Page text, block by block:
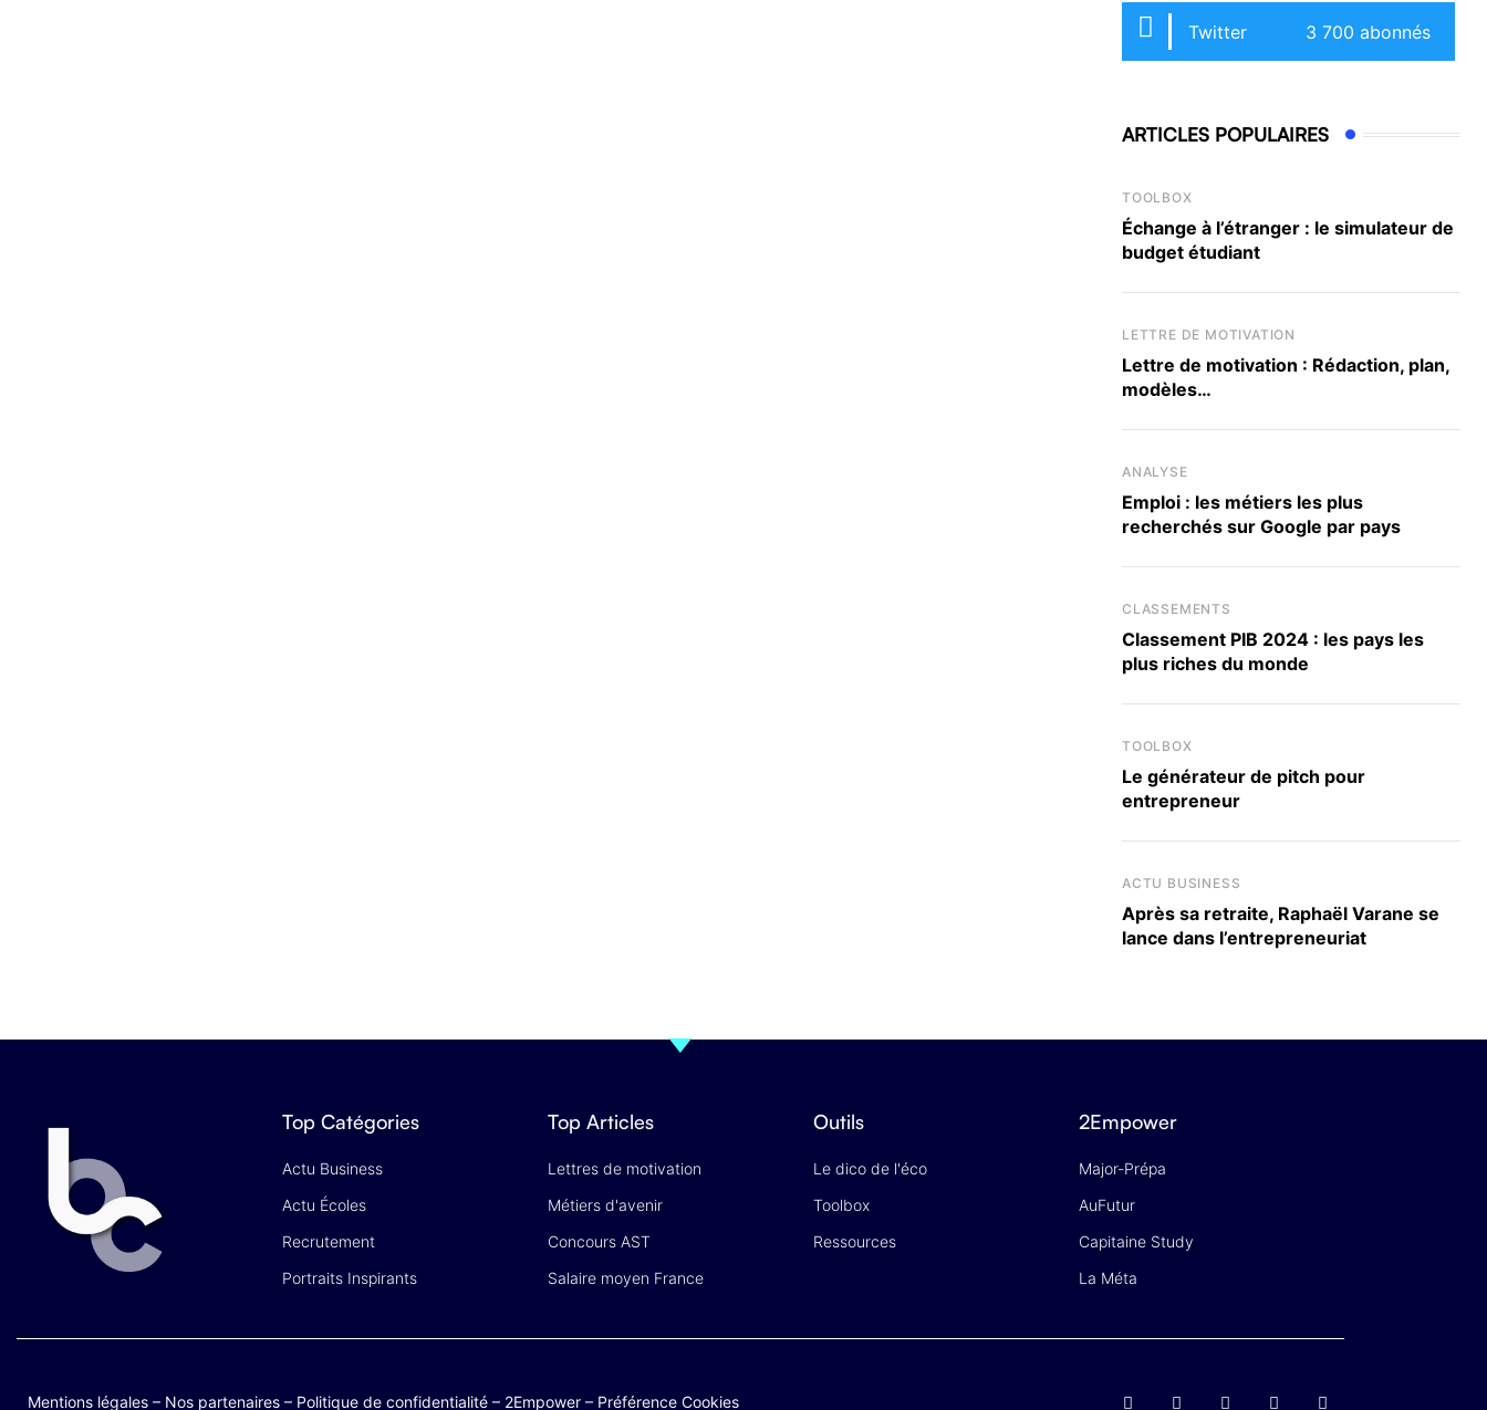
Twitter 3 700 abonnés
ARTICLES POPULAIRES
TOOLBOX
Échange à l’étranger : le simulateur de
budget étudiant
LETTRE DE MOTIVATION
Lettre de motivation : Rédaction, plan,
modèles…
ANALYSE
Emploi : les métiers les plus
recherchés sur Google par pays
CLASSEMENTS
Classement PIB 2024 : les pays les
plus riches du monde
TOOLBOX
Le générateur de pitch pour
entrepreneur
ACTU BUSINESS
Après sa retraite, Raphaël Varane se
lance dans l’entrepreneuriat
Top Catégories
Actu Business
Actu Écoles
Recrutement
Portraits Inspirants
Top Articles
Lettres de motivation
Métiers d'avenir
Concours AST
Salaire moyen France
Outils
Le dico de l'éco
Toolbox
Ressources
2Empower
Major-Prépa
AuFutur
Capitaine Study
La Méta
Mentions légales – Nos partenaires – Politique de confidentialité – 2Empower – Préférence Cookies